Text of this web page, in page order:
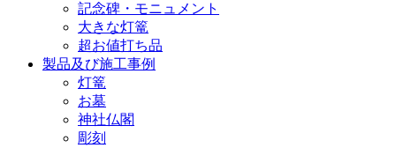
記念碑・モニュメント
大きな灯篭
超お値打ち品
製品及び施工事例
灯篭
お墓
神社仏閣
彫刻